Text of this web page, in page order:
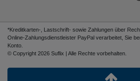
*Kreditkarten-, Lastschrift- sowie Zahlungen über
Online-Zahlungsdienstleister PayPal verarbeitet, Sie
Konto.
© Copyright 2026 Suflix | Alle Rechte vorbehalten.